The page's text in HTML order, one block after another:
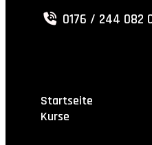
0176 / 244 082
Startseite
Kurse